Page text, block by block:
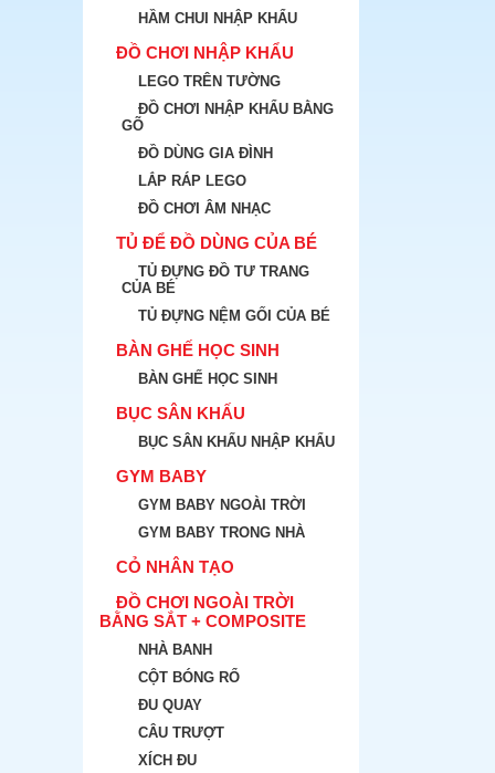
HẦM CHUI NHẬP KHẨU
ĐỒ CHƠI NHẬP KHẨU
LEGO TRÊN TƯỜNG
ĐỒ CHƠI NHẬP KHẨU BẰNG
GÕ
ĐỒ DÙNG GIA ĐÌNH
LẮP RÁP LEGO
ĐỒ CHƠI ÂM NHẠC
TỦ ĐỂ ĐỒ DÙNG CỦA BÉ
TỦ ĐỰNG ĐỒ TƯ TRANG
CỦA BÉ
TỦ ĐỰNG NỆM GỐI CỦA BÉ
BÀN GHẾ HỌC SINH
BÀN GHẾ HỌC SINH
BỤC SÂN KHẤU
BỤC SÂN KHẤU NHẬP KHẨU
GYM BABY
GYM BABY NGOÀI TRỜI
GYM BABY TRONG NHÀ
CỎ NHÂN TẠO
ĐỒ CHƠI NGOÀI TRỜI
BẰNG SẮT + COMPOSITE
NHÀ BANH
CỘT BÓNG RỔ
ĐU QUAY
CÂU TRƯỢT
XÍCH ĐU